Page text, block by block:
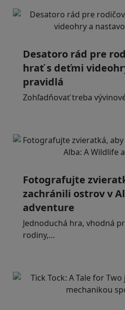
Desatoro rád pre
hrať s deťmi
pravidlá
Zohľadňovať treba
Fotografujte
zachránili ostrov v
adventure
Jednoduchá hra, vhodná
rodiny,…